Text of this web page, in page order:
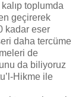
toplumda
geçirerek
kadar eser
daha tercüme
de
da biliyoruz
Hikme ile